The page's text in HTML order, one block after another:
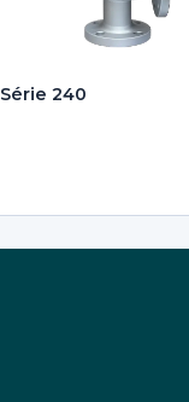
Série 240